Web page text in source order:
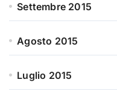
Settembre 2015
Agosto 2015
Luglio 2015